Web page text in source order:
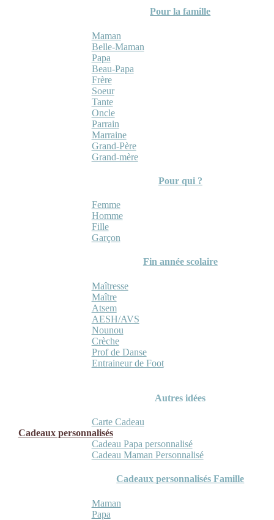
Pour la famille
Maman
Belle-Maman
Papa
Beau-Papa
Frère
Soeur
Tante
Oncle
Parrain
Marraine
Grand-Père
Grand-mère
Pour qui ?
Femme
Homme
Fille
Garçon
Fin année scolaire
Maîtresse
Maître
Atsem
AESH/AVS
Nounou
Crèche
Prof de Danse
Entraineur de Foot
Autres idées
Carte Cadeau
Cadeaux personnalisés
Cadeau Papa personnalisé
Cadeau Maman Personnalisé
Cadeaux personnalisés Famille
Maman
Papa